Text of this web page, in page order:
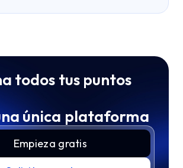
todos tus puntos
única plataforma
Empieza gratis